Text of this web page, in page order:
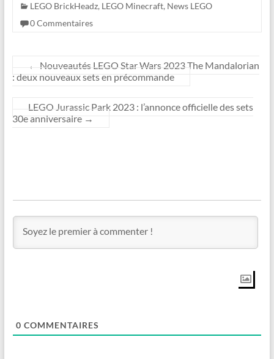
LEGO BrickHeadz, LEGO Minecraft, News LEGO
0 Commentaires
←
Nouveautés LEGO Star Wars 2023 The Mandalorian
: deux nouveaux sets en précommande
LEGO Jurassic Park 2023 : l’annonce officielle des sets
30e anniversaire →
0 COMMENTAIRES